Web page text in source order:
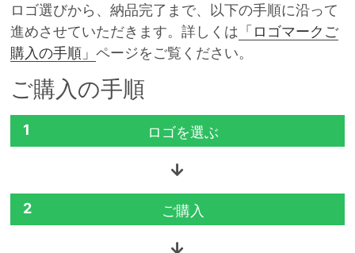
ロゴ選びから、納品完了まで、以下の手順に沿って
進めさせていただきます。詳しくは 「ロゴマークご
購入の手順」ページをご覧ください。
ご購入の手順
1 ロゴを選ぶ
2 ご購入